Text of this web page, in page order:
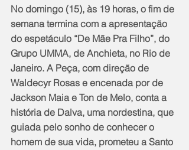
No domingo (15), às 19 horas, o fim de
semana termina com a apresentação
do espetáculo “De Mãe Pra Filho”, do
Grupo UMMA, de Anchieta, no Rio de
Janeiro. A Peça, com direção de
Waldecyr Rosas e encenada por de
Jackson Maia e Ton de Melo, conta a
história de Dalva, uma nordestina, que
guiada pelo sonho de conhecer o
homem de sua vida, prometeu a Santo